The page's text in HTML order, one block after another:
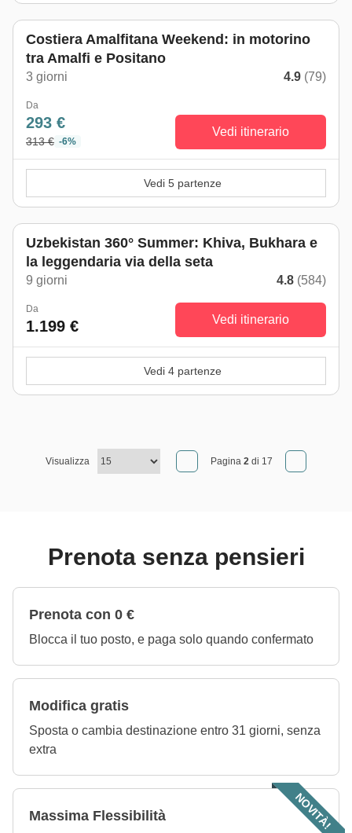
Costiera Amalfitana Weekend: in motorino
tra Amalfi e Positano
3 giorni 4.9 (79)
Da
293 €
313 € -6%
Vedi itinerario
Vedi 5 partenze
Da aprile a ottobre
Uzbekistan 360° Summer: Khiva, Bukhara e
la leggendaria via della seta
9 giorni 4.8 (584)
Da
1.199 € Vedi itinerario
Vedi 4 partenze
Visualizza Pagina 2di 17
Prenota senza pensieri
Prenota con 0 €
Blocca il tuo posto, e paga solo quando confermato
Modifica gratis
Sposta o cambia destinazione entro 31 giorni, senza
extra
NOVITÀ!
Massima Flessibilità